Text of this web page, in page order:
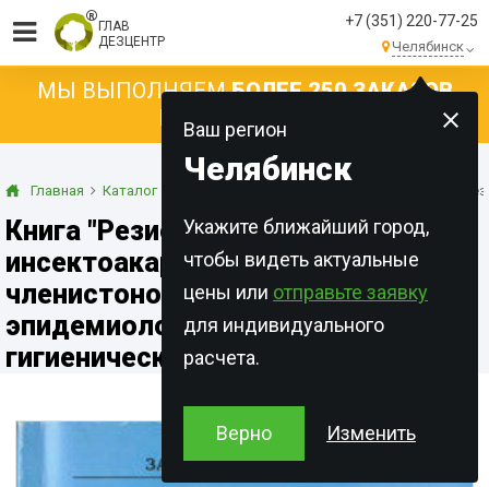
ГЛАВ
ДЕЗЦЕНТР
+7 (351) 220-77-25
Челябинск
Ваш регион
Челябинск
Укажите ближайший город,
чтобы видеть актуальные
цены или отправьте заявку
для индивидуального
расчета.
Верно Изменить
МЫ ВЫПОЛНЯЕМБОЛЕЕ 250 ЗАКАЗОВ
КАЖДЫЙ ДЕНЬ!
Главная Каталог Книга
Книга "Резистентность в
инсектоакарицидам
членистоногих, имеющих
эпидемиологическое и санитарно-
гигиеническое значение."